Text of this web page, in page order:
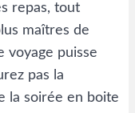
repas, tout
maîtres de
voyage puisse
pas la
la soirée en boite